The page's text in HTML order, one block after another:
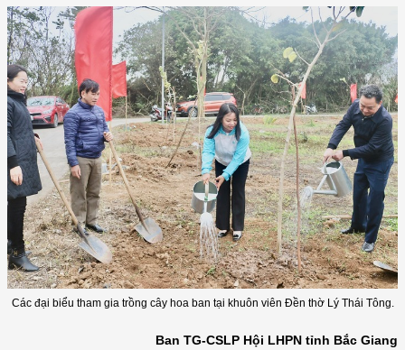
Các đại biểu tham gia trồng cây hoa ban tại khuôn viên Đền thờ Lý Thái Tông.
Ban TG-CSLP Hội LHPN tỉnh Bắc Giang